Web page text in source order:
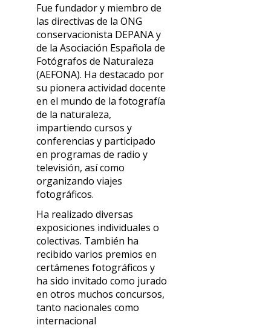
Fue fundador y miembro de
las directivas de la ONG
conservacionista DEPANA y
de la Asociación Española de
Fotógrafos de Naturaleza
(AEFONA). Ha destacado por
su pionera actividad docente
en el mundo de la fotografía
de la naturaleza,
impartiendo cursos y
conferencias y participado
en programas de radio y
televisión, así como
organizando viajes
fotográficos.
Ha realizado diversas
exposiciones individuales o
colectivas. También ha
recibido varios premios en
certámenes fotográficos y
ha sido invitado como jurado
en otros muchos concursos,
tanto nacionales como
internacional